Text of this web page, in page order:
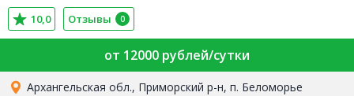
10,0 Отзывы 0
от 12000 рублей/сутки
Архангельская обл., Приморский р-н, п. Беломорье